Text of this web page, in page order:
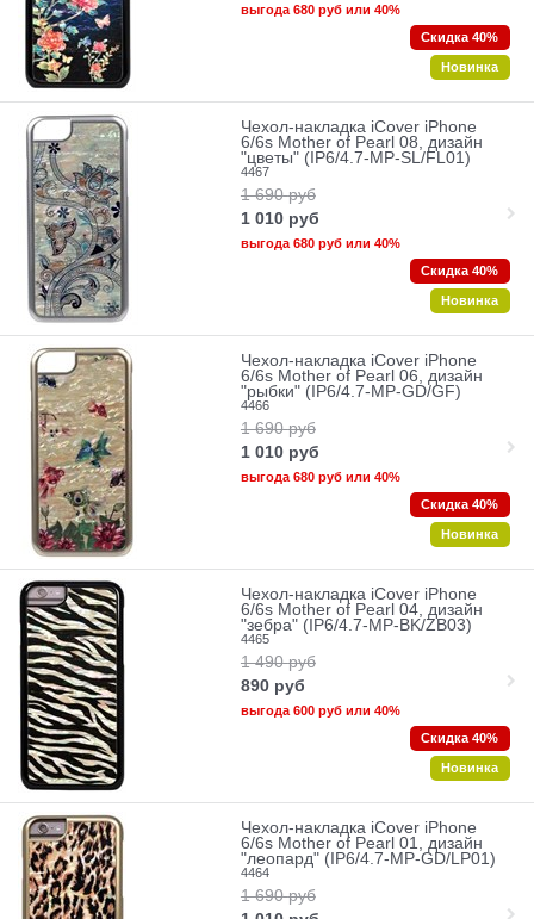
выгода 680 рубили 40%
Скидка 40%
Новинка
Чехол-накладка iCover iPhone
6/6s Mother of Pearl 08, дизайн
"цветы" (IP6/4.7-MP-SL/FL01)
4467
1 690 руб
1 010 руб
выгода 680 рубили 40%
Скидка 40%
Новинка
Чехол-накладка iCover iPhone
6/6s Mother of Pearl 06, дизайн
"рыбки" (IP6/4.7-MP-GD/GF)
4466
1 690 руб
1 010 руб
выгода 680 рубили 40%
Скидка 40%
Новинка
Чехол-накладка iCover iPhone
6/6s Mother of Pearl 04, дизайн
"зебра" (IP6/4.7-MP-BK/ZB03)
4465
1 490 руб
890 руб
выгода 600 рубили 40%
Скидка 40%
Новинка
Чехол-накладка iCover iPhone
6/6s Mother of Pearl 01, дизайн
"леопард" (IP6/4.7-MP-GD/LP01)
4464
1 690 руб